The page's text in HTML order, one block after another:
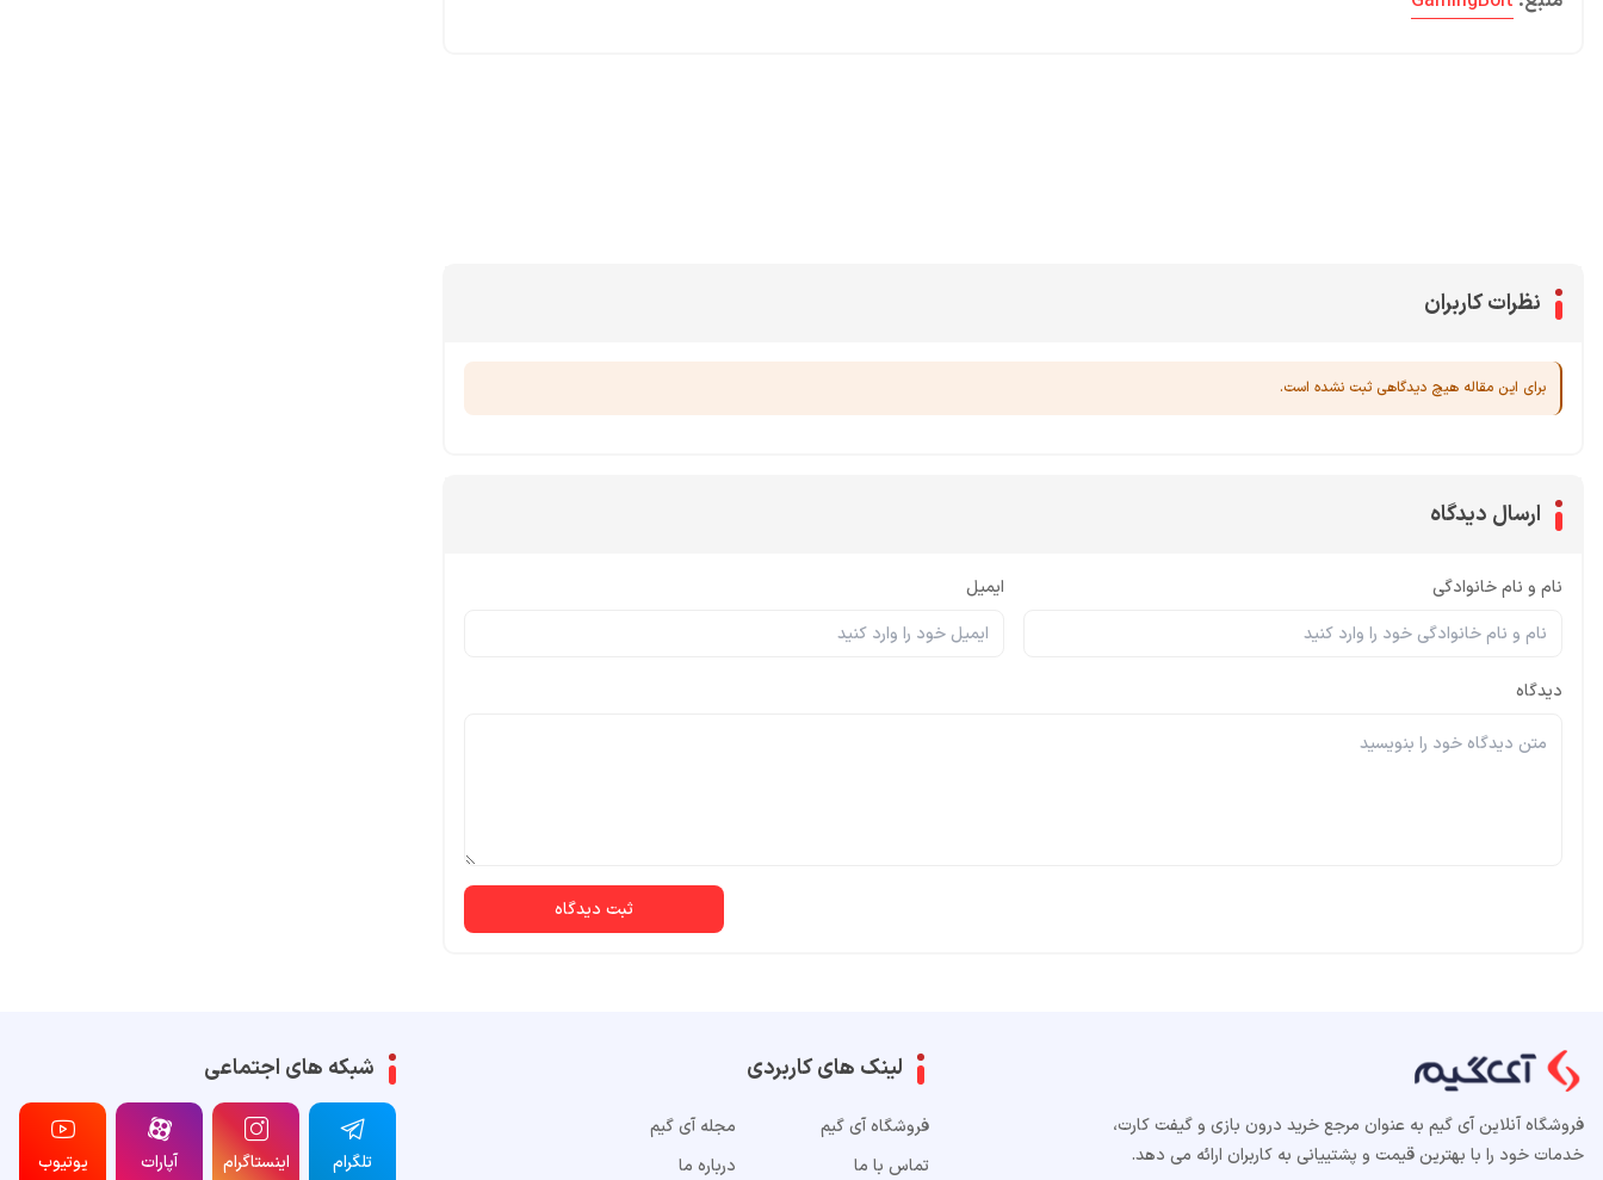
نظرات کاربران
برای این مقاله هیچ دیدگاهی ثبت نشده است.
ارسال دیدگاه
نام و نام خانوادگی ایمیل
دیدگاه
ثبت دیدگاه
فروشگاه آنلاین آی گیم به عنوان مرجع خرید درون بازی و گیفت کارت،
خدمات خود را با بهترین قیمت و پشتییانی به کاربران ارائه می دهد.
لینک های کاربردی
فروشگاه آی گیم
مجله آی گیم
تماس با ما
درباره ما
شبکه های اجتماعی
تلگرام اینستاگرام آپارات یوتیوب